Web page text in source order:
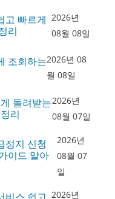
고 빠르게
리
2026년
08월 08일
조회하는2026년 08
월 08일
돌려받는
리
2026년
08월 07일
정지 신청
이드 알아
2026년
08월 07
일
2026년